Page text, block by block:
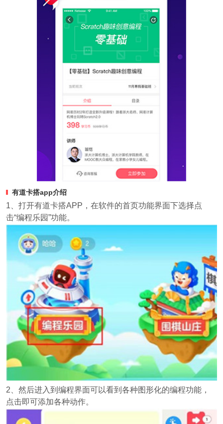
有道卡搭app介绍
1、打开有道卡搭APP，在软件的首页功能界面下选择点
击“编程乐园”功能。
2、然后进入到编程界面可以看到各种图形化的编程功能，
点击即可添加各种动作。